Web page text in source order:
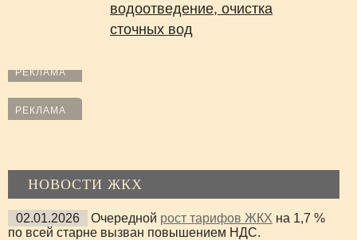
водоотведение, очистка
сточных вод
РЕКЛАМА
РЕКЛАМА
НОВОСТИ ЖКХ
02.01.2026 Очередной рост тарифов ЖКХ на 1,7 %
по всей старне вызван повышением НДС.